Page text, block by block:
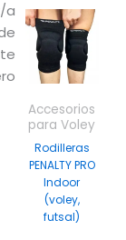
a
Accesorios
para Voley
Rodilleras
PENALTY PRO
Indoor
(voley,
futsal)
Este
tiene
múltiples
opciones
se
pueden